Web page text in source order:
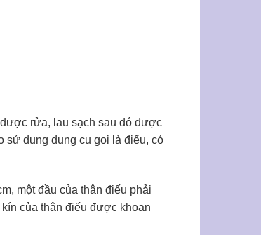
rửa, lau sạch sau đó được
sử dụng dụng cụ gọi là điếu, có
một đầu của thân điếu phải
của thân điếu được khoan